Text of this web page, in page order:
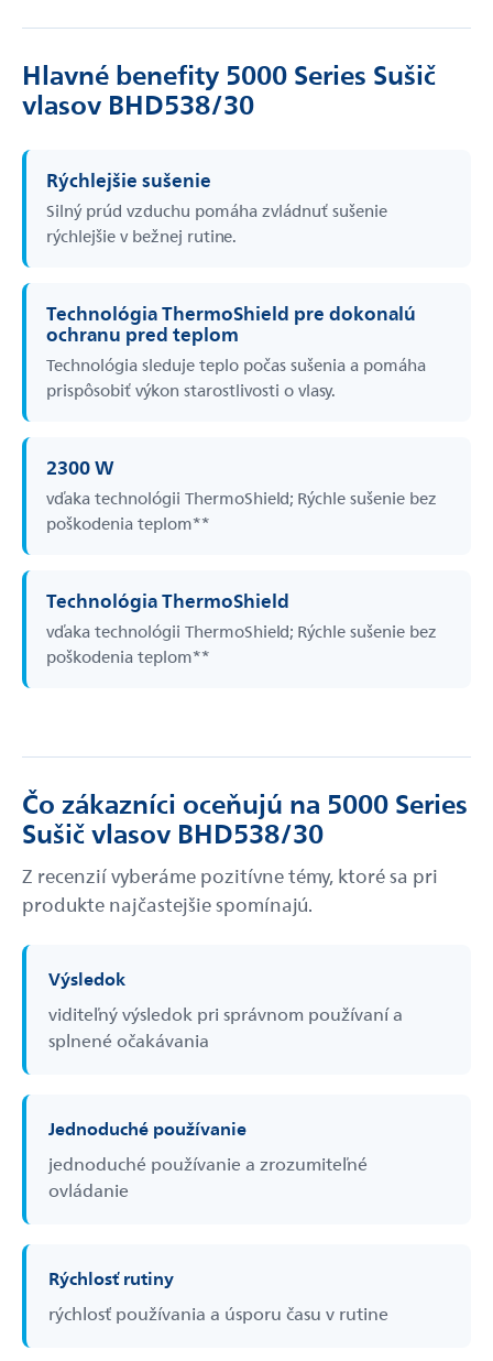
Hlavné benefity 5000 Series Sušič
vlasov BHD538/30
Rýchlejšie sušenie
Silný prúd vzduchu pomáha zvládnuť sušenie
rýchlejšie v bežnej rutine.
Technológia ThermoShield pre dokonalú
ochranu pred teplom
Technológia sleduje teplo počas sušenia a pomáha
prispôsobiť výkon starostlivosti o vlasy.
2300 W
vďaka technológii ThermoShield; Rýchle sušenie bez
poškodenia teplom**
Technológia ThermoShield
vďaka technológii ThermoShield; Rýchle sušenie bez
poškodenia teplom**
Čo zákazníci oceňujú na 5000 Series
Sušič vlasov BHD538/30
Z recenzií vyberáme pozitívne témy, ktoré sa pri
produkte najčastejšie spomínajú.
Výsledok
viditeľný výsledok pri správnom používaní a
splnené očakávania
Jednoduché používanie
jednoduché používanie a zrozumiteľné
ovládanie
Rýchlosť rutiny
rýchlosť používania a úsporu času v rutine